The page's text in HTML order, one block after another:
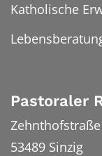
Katholische
Pastoraler
53489 Sinzig